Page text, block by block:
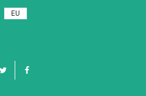
EU